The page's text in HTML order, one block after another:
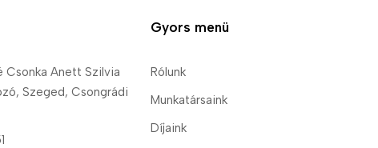
Csonka Anett Szilvia
Szeged, Csongrádi
Gyors menü
Rólunk
Munkatársaink
Díjaink